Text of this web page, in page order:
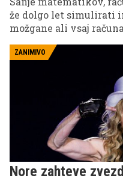
že dolgo let simulirati
možgane ali vsaj
preračunavati toliko
nismo daleč od odkritja.
ZANIMIVO
Nore zahteve